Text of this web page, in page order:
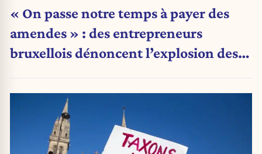
« On passe notre temps à payer des
amendes » : des entrepreneurs
bruxellois dénoncent l’explosion des